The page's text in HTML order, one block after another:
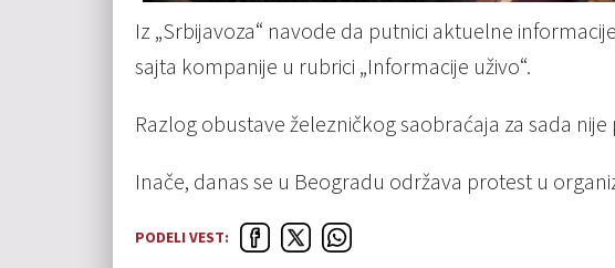
Iz „Srbijavoza“ navode da putnici aktuelne
sajta kompanije u rubrici „Informacije uživo“.
Razlog obustave železničkog saobraćaja za sada nije
Inače, danas se u Beogradu održava protest u
PODELI VEST: